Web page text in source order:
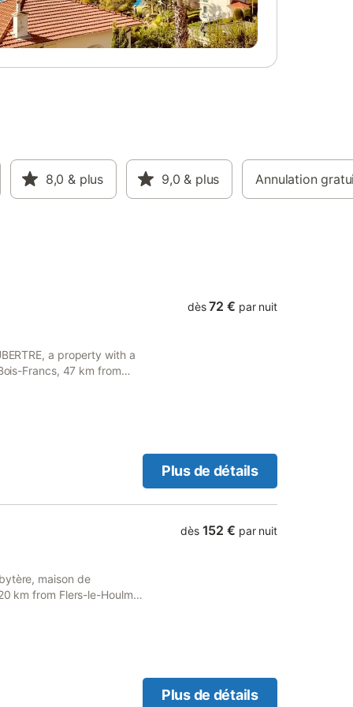
des
lacs et
agitation. Le marché du samedi de
Mortagne-au-Perche, le moulin à pain de
Bivilliers et le marché du vendredi de
Tourouvre ponctuent agréablement le
séjour. Les sentiers de randonnée du
8,0 & plus 9,0 & plus Annulation
a property with a
Francs, 47 km from
Course.
dès 72 € par nuit
Plus de détails
maison de
km from Flers-le-Houlme
dès 152 € par nuit
Plus de détails